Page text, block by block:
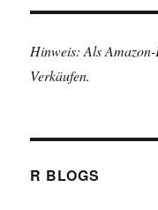
Hinweis: Als
Verkäufen.
R BLOGS